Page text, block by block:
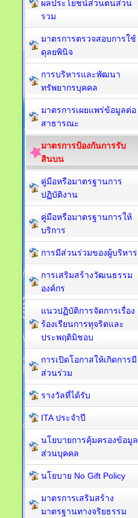
ผลประโยชน์ส่วนตนส่วน
รวม
มาตรการตรวจสอบการใช้
ดุลยพินิจ
การบริหารและพัฒนา
ทรัพยากรบุคคล
มาตรการเผยแพร่ข้อมูลต่อ
สาธารณะ
มาตรการป้องกันการรับ
สินบน
คู่มือหรือมาตรฐานการ
ปฏิบัติงาน
คู่มือหรือมาตรฐานการให้
บริการ
การมีส่วนร่วมของผู้บริหาร
การเสริมสร้างวัฒนธรรม
องค์กร
แนวปฏิบัติการจัดการเรื่อง
ร้องเรียนการทุจริตและ
ประพฤติมิชอบ
การเปิดโอกาสให้เกิดการมี
ส่วนร่วม
รางวัลที่ได้รับ
ITA ประจำปี
นโยบายการคุ้มครองข้อมูล
ส่วนบุคคล
นโยบาย No Gift Policy
มาตรการเสริมสร้าง
มาตรฐานทางจริยธรรม